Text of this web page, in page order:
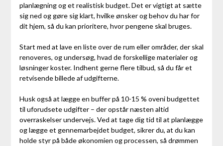
planlægning og et realistisk budget. Det er vigtigt at sætte
sig ned og gøre sig klart, hvilke ønsker og behov du har for
dit hjem, så du kan prioritere, hvor pengene skal bruges.
Start med at lave en liste over de rum eller områder, der skal
renoveres, og undersøg, hvad de forskellige materialer og
løsninger koster. Indhent gerne flere tilbud, så du får et
retvisende billede af udgifterne.
Husk også at lægge en buffer på 10-15 % oveni budgettet
til uforudsete udgifter – der opstår næsten altid
overraskelser undervejs. Ved at tage dig tid til at planlægge
og lægge et gennemarbejdet budget, sikrer du, at du kan
holde styr på både økonomien og processen, så drømmen